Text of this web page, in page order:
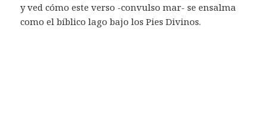
y ved cómo este verso -convulso mar- se ensalma
como el bíblico lago bajo los Pies Divinos.